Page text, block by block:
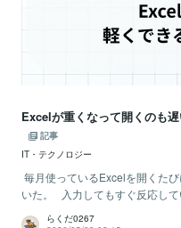
Excelが重くなって開くのも
記事
IT・テクノロジー
毎月使っているExcelを開くた
いた。 入力してもすぐ反応し
らくだ0267